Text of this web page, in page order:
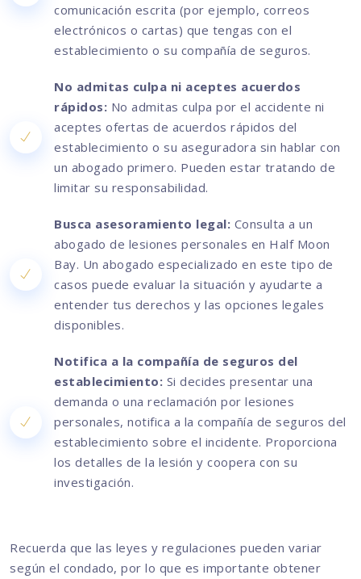
comunicación escrita (por ejemplo, correos
electrónicos o cartas) que tengas con el
establecimiento o su compañía de seguros.
No admitas culpa ni aceptes acuerdos
rápidos: No admitas culpa por el accidente ni
aceptes ofertas de acuerdos rápidos del
establecimiento o su aseguradora sin hablar con
un abogado primero. Pueden estar tratando de
limitar su responsabilidad.
Busca asesoramiento legal: Consulta a un
abogado de lesiones personales en Half Moon
Bay. Un abogado especializado en este tipo de
casos puede evaluar la situación y ayudarte a
entender tus derechos y las opciones legales
disponibles.
Notifica a la compañía de seguros del
establecimiento: Si decides presentar una
demanda o una reclamación por lesiones
personales, notifica a la compañía de seguros del
establecimiento sobre el incidente. Proporciona
los detalles de la lesión y coopera con su
investigación.
Recuerda que las leyes y regulaciones pueden variar
según el condado, por lo que es importante obtener